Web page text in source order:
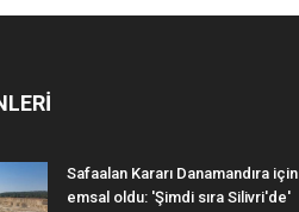
Safaalan Kararı Danamandıra için
emsal oldu: 'Şimdi sıra Silivri'de'